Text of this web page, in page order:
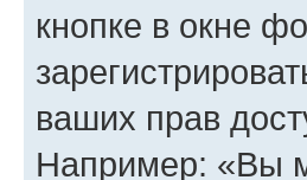
кнопке в окне
ваших прав
Например: «Вы